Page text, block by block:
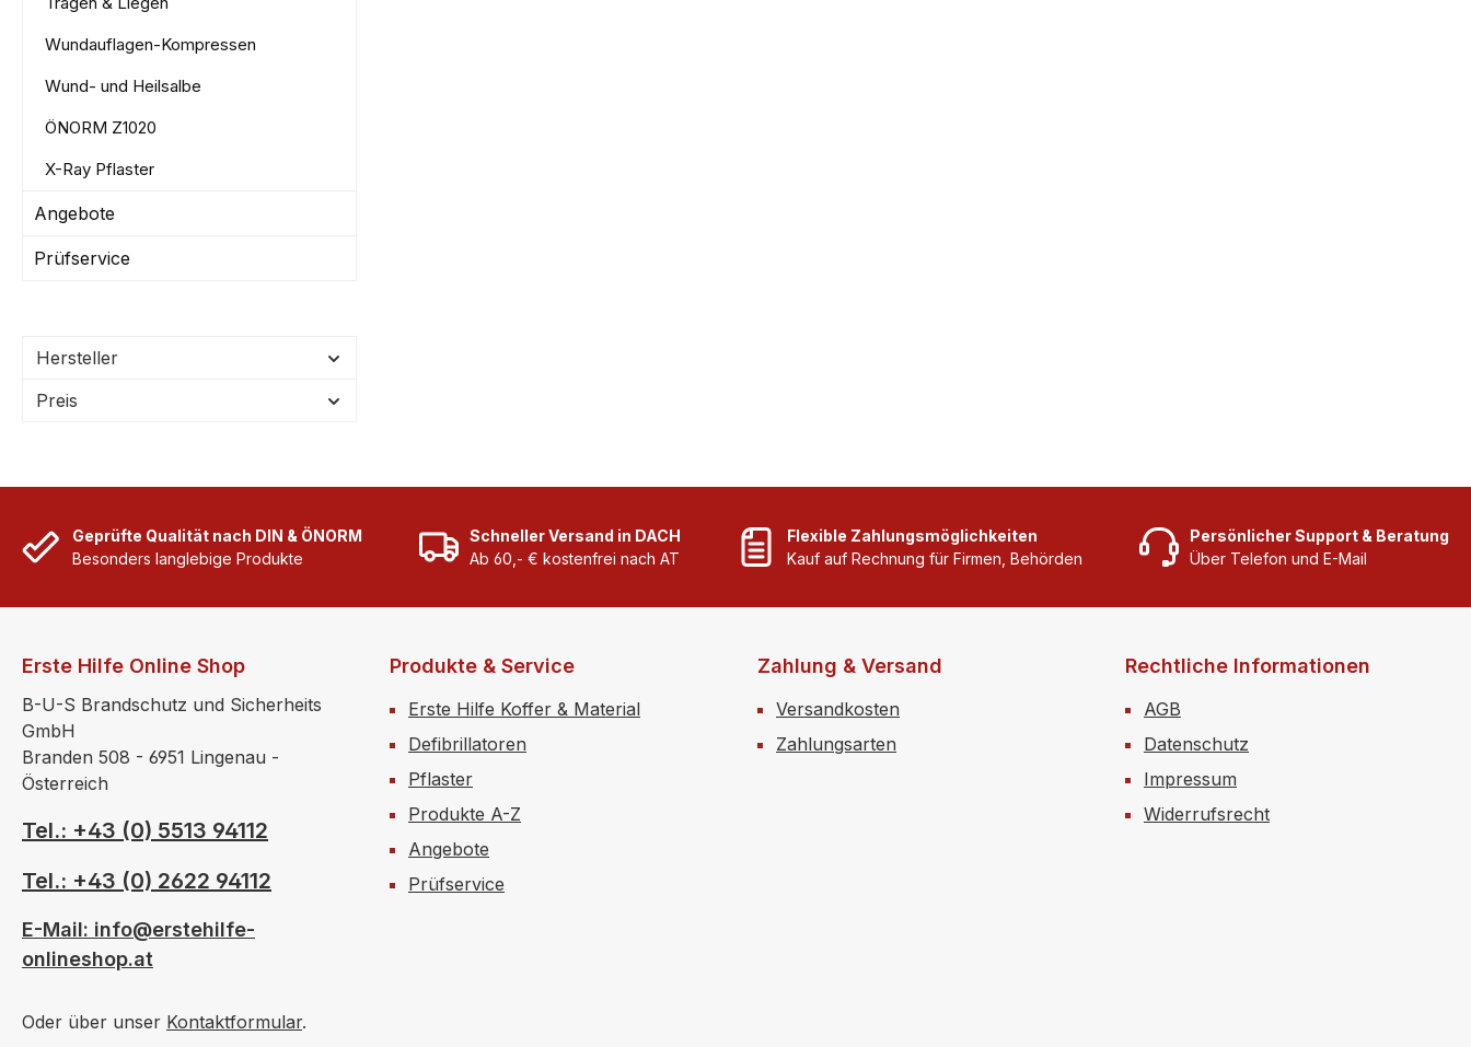
Wundauflagen-Kompressen
Wund- und Heilsalbe
ÖNORM Z1020
X-Ray Pflaster
Angebote
Prüfservice
Hersteller
Preis
Geprüfte Qualität nach DIN & ÖNORM
Besonders langlebige Produkte
Schneller Versand in DACH
Ab 60,- € kostenfrei nach AT
Flexible Zahlungsmöglichkeiten
Kauf auf Rechnung für Firmen, Behörden
Persönlicher Support & Beratung
Über Telefon und E-Mail
Erste Hilfe Online Shop
B-U-S Brandschutz und Sicherheits
GmbH
Branden 508 - 6951 Lingenau -
Österreich
Tel.: +43 (0) 5513 94112
Tel.: +43 (0) 2622 94112
E-Mail: info@erstehilfe-
onlineshop.at
Oder über unser Kontaktformular.
Produkte & Service
Erste Hilfe Koffer & Material
Defibrillatoren
Pflaster
Produkte A-Z
Angebote
Prüfservice
Zahlung & Versand
Versandkosten
Zahlungsarten
Rechtliche Informationen
AGB
Datenschutz
Impressum
Widerrufsrecht